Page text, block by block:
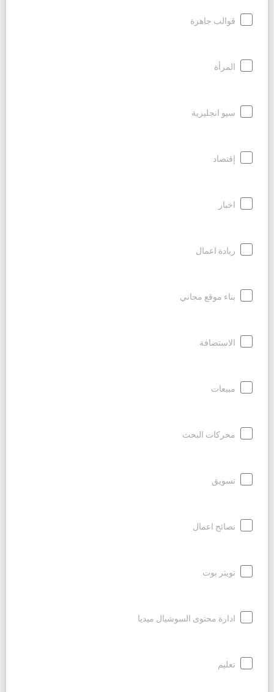
قوالب جاهزة
المرأة
سيو انجليزية
إقتصاد
اخبار
ريادة اعمال
بناء موقع مجاني
الاستضافة
مبيعات
محركات البحث
تسويق
نصائح اعمال
تويتر بوت
ادارة محتوى السوشيال ميديا
تعليم